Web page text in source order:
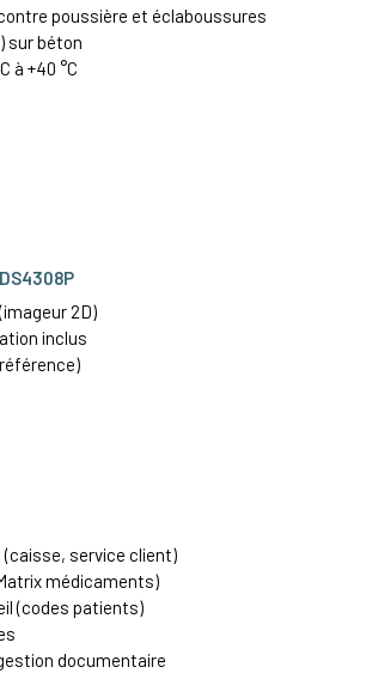
poussière et éclaboussures
sur béton
à +40 °C
2D)
inclus
service client)
médicaments)
(codes patients)
documentaire